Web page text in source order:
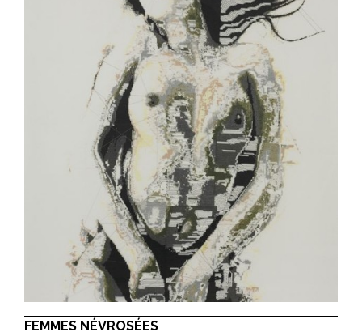
FEMMES NÉVROSÉES